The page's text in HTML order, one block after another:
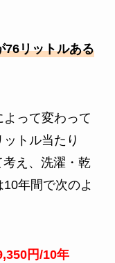
76リットルある
って変わって
トル当たり
え、洗濯・乾
年間で次のよ
円/10年